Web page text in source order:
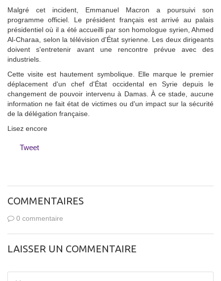
Malgré cet incident, Emmanuel Macron a poursuivi son
programme officiel. Le président français est arrivé au palais
présidentiel où il a été accueilli par son homologue syrien, Ahmed
Al-Charaa, selon la télévision d'État syrienne. Les deux dirigeants
doivent s'entretenir avant une rencontre prévue avec des
industriels.
Cette visite est hautement symbolique. Elle marque le premier
déplacement d'un chef d'État occidental en Syrie depuis le
changement de pouvoir intervenu à Damas. À ce stade, aucune
information ne fait état de victimes ou d'un impact sur la sécurité
de la délégation française.
Lisez encore
Tweet
COMMENTAIRES
0 commentaire
LAISSER UN COMMENTAIRE